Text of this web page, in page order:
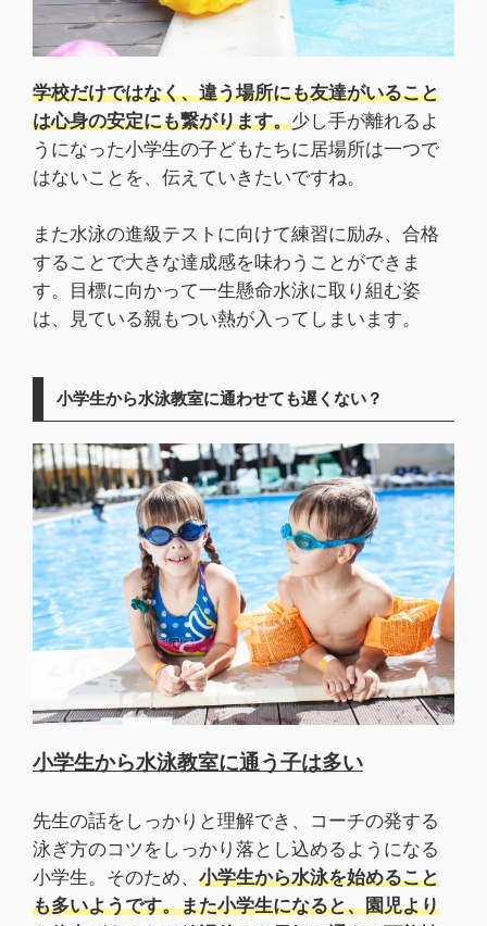
学校だけではなく、違う場所にも友達がいること
は心身の安定にも繋がります。少し手が離れるよ
うになった小学生の子どもたちに居場所は一つで
はないことを、伝えていきたいですね。
また水泳の進級テストに向けて練習に励み、合格
することで大きな達成感を味わうことができま
す。目標に向かって一生懸命水泳に取り組む姿
は、見ている親もつい熱が入ってしまいます。
小学生から水泳教室に通わせても遅くない？
小学生から水泳教室に通う子は多い
先生の話をしっかりと理解でき、コーチの発する
泳ぎ方のコツをしっかり落とし込めるようになる
小学生。そのため、 小学生から水泳を始めること
も多いようです。また小学生になると、園児より